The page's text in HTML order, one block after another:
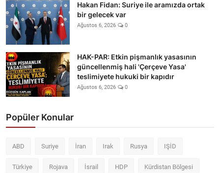
Hakan Fidan: Suriye ile aramızda ortak
bir gelecek var
Ağustos 6, 2026 0
HAK-PAR: Etkin pişmanlık yasasının
güncellenmiş hali 'Çerçeve Yasa'
teslimiyete hukuki bir kapıdır
Ağustos 6, 2026 0
Popüler Konular
ABD Suriye İran Irak Rusya IŞİD
Türkiye Rojava İsrail HDP Kürdistan Bölgesi